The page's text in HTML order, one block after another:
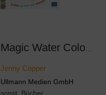
Jenny Copper
Ullmann Medien GmbH
sonst. Bücher